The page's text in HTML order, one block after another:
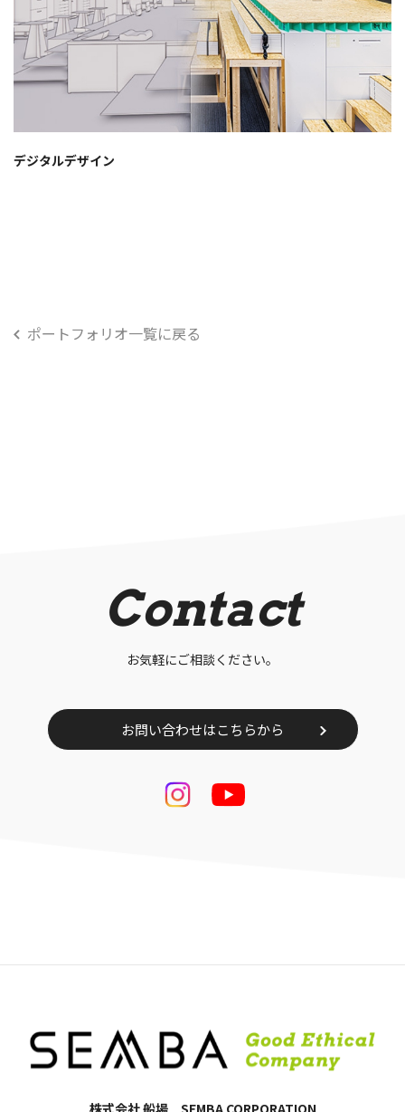
デジタルデザイン
ポートフォリオ一覧に戻る
Contact
お気軽にご相談ください。
お問い合わせはこちらから